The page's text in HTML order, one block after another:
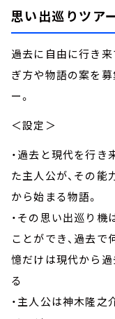
思い出巡りツア
過去に自由に行き来
ぎ方や物語の案を
ー。
＜設定＞
・過去と現代を行き
た主人公が、その能
から始まる物語。
・その思い出巡り
ことができ、過去で
憶だけは現代から
る
・主人公は神木隆之